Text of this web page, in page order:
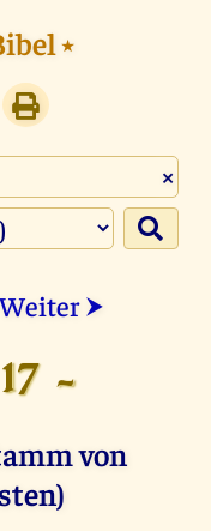
⭑
×
Weiter ⮞
-
von